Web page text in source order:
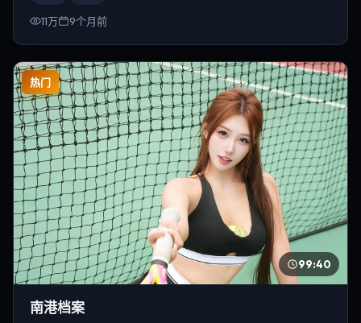
11万 9个月前
热门
99:40
南港档案